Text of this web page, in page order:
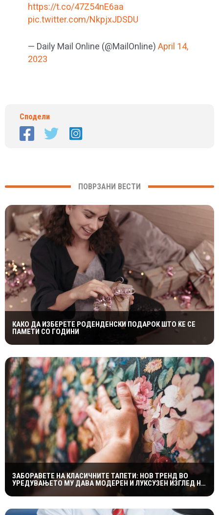
https://t.co/47Z54nE6aa
pic.twitter.com/NkpjxJDSDU
— Daily Mail Online (@MailOnline)April 14,
2023
Сподели
ПОВРЗАНИ ВЕСТИ
КАКО ДА ИЗБЕРЕТЕ РОДЕНДЕНСКИ ПОДАРОК ШТО ЌЕ СЕ
ПАМЕТИ СО ГОДИНИ
ЗАБОРАВЕТЕ НА КЛАСИЧНИТЕ ТАПЕТИ: НОВ ТРЕНД ВО
УРЕДУВАЊЕТО МУ ДАВА МОДЕРЕН И ЛУКСУЗЕН ИЗГЛЕД НА